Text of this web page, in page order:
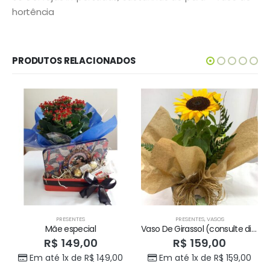
hortência
PRODUTOS RELACIONADOS
PRESENTES
Mãe especial
R$ 149,00
Em até 1x deR$ 149,00
PRESENTES,VASOS
Vaso De Girassol (consulte disponibilidade)
R$ 159,00
Em até 1x deR$ 159,00